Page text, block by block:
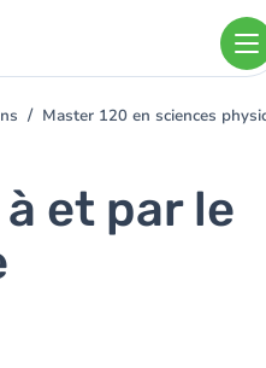
Master 120 en sciences
et par le